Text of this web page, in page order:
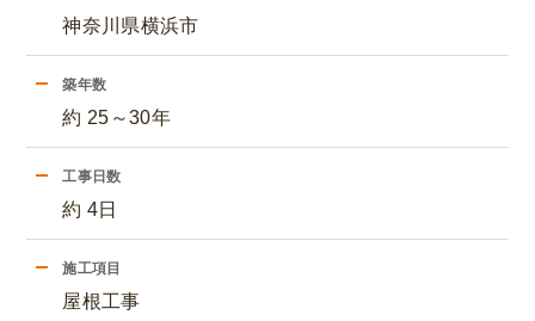
神奈川県横浜市
築年数
約 25～30年
工事日数
約 4日
施工項目
屋根工事